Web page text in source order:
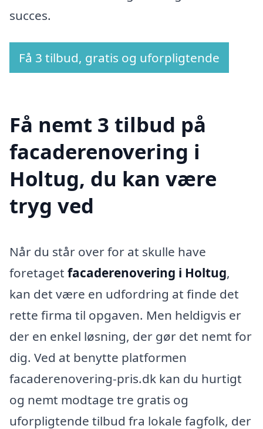
succes.
Få 3 tilbud, gratis og uforpligtende
Få nemt 3 tilbud på
facaderenovering i
Holtug, du kan være
tryg ved
Når du står over for at skulle have
foretaget facaderenovering i Holtug,
kan det være en udfordring at finde det
rette firma til opgaven. Men heldigvis er
der en enkel løsning, der gør det nemt for
dig. Ved at benytte platformen
facaderenovering-pris.dk kan du hurtigt
og nemt modtage tre gratis og
uforpligtende tilbud fra lokale fagfolk, der